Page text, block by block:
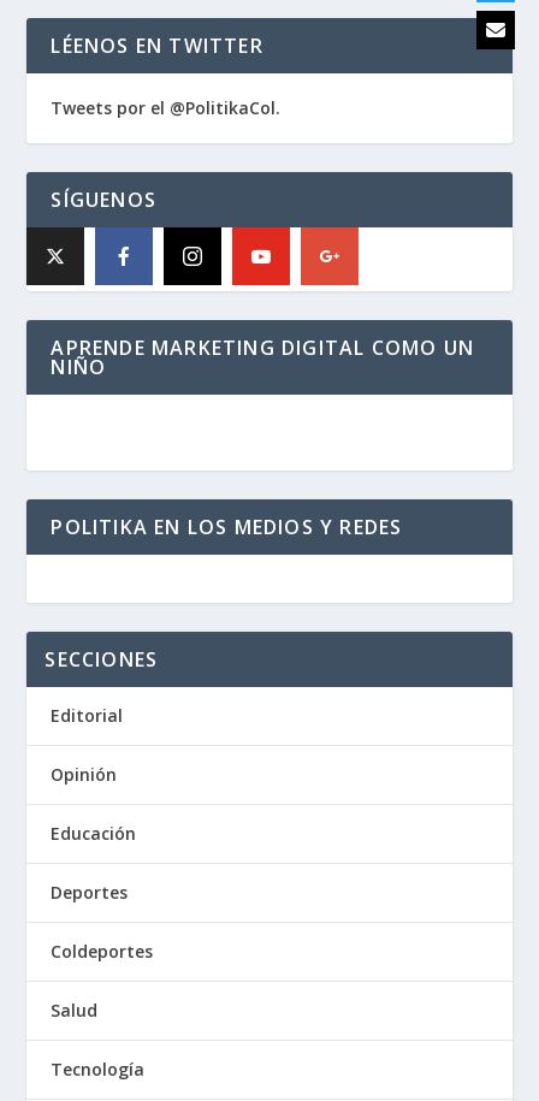
LÉENOS EN TWITTER
Tweets por el @PolitikaCol.
SÍGUENOS
APRENDE MARKETING DIGITAL COMO UN
NIÑO
POLITIKA EN LOS MEDIOS Y REDES
SECCIONES
Editorial
Opinión
Educación
Deportes
Coldeportes
Salud
Tecnología